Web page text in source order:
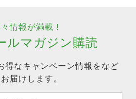
情報が満載！
ルマガジン購読
得なキャンペーン情報をなど
届けします。